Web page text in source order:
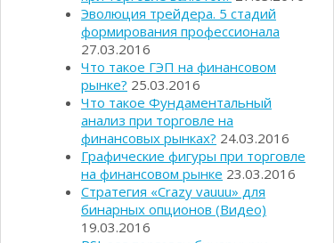
Эволюция трейдера. 5 стадий
формирования профессионала
27.03.2016
Что такое ГЭП на финансовом
рынке? 25.03.2016
Что такое Фундаментальный
анализ при торговле на
финансовых рынках? 24.03.2016
Графические фигуры при торговле
на финансовом рынке 23.03.2016
Стратегия «Crazy vauuu» для
бинарных опционов (Видео)
19.03.2016